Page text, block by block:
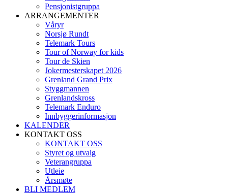
Pensjonistgruppa
ARRANGEMENTER
Våryr
Norsjø Rundt
Telemark Tours
Tour of Norway for kids
Tour de Skien
Jokermesterskapet 2026
Grenland Grand Prix
Styggmannen
Grenlandskross
Telemark Enduro
Innbyggerinformasjon
KALENDER
KONTAKT OSS
KONTAKT OSS
Styret og utvalg
Veterangruppa
Utleie
Årsmøte
BLI MEDLEM